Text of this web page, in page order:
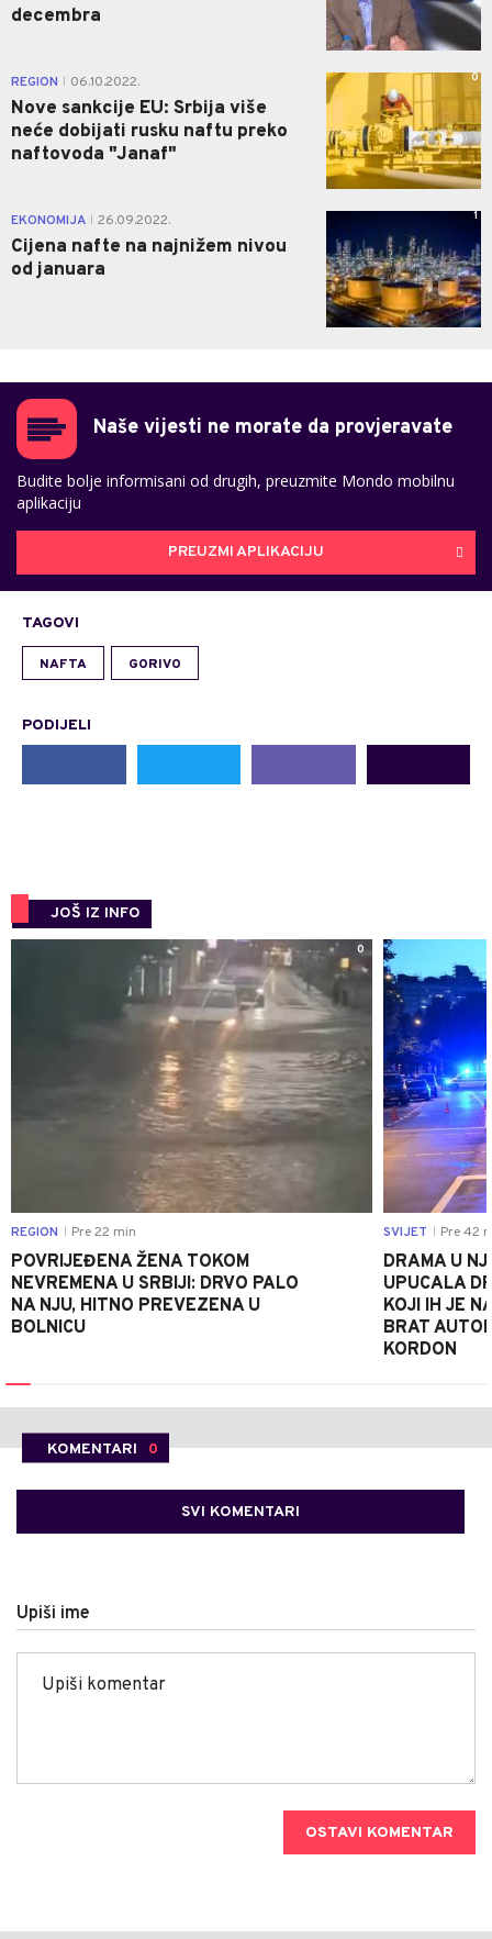
decembra
REGION 06.10.2022.
Nove sankcije EU: Srbija više
neće dobijati rusku naftu preko
naftovoda "Janaf"
0
EKONOMIJA 26.09.2022.
Cijena nafte na najnižem nivou
od januara
1
Naše vijesti ne morate da provjeravate
Budite bolje informisani od drugih, preuzmite Mondo mobilnu
aplikaciju
PREUZMI APLIKACIJU
TAGOVI
NAFTA GORIVO
PODIJELI
JOŠ IZ INFO
0
REGION Pre 22 min
POVRIJEĐENA ŽENA TOKOM
NEVREMENA U SRBIJI: DRVO PALO
NA NJU, HITNO PREVEZENA U
BOLNICU
SVIJET Pre 42
DRAMA U
UPUCALA
KOJI IH JE
BRAT
KORDON
KOMENTARI 0
SVI KOMENTARI
Upiši ime
OSTAVI KOMENTAR